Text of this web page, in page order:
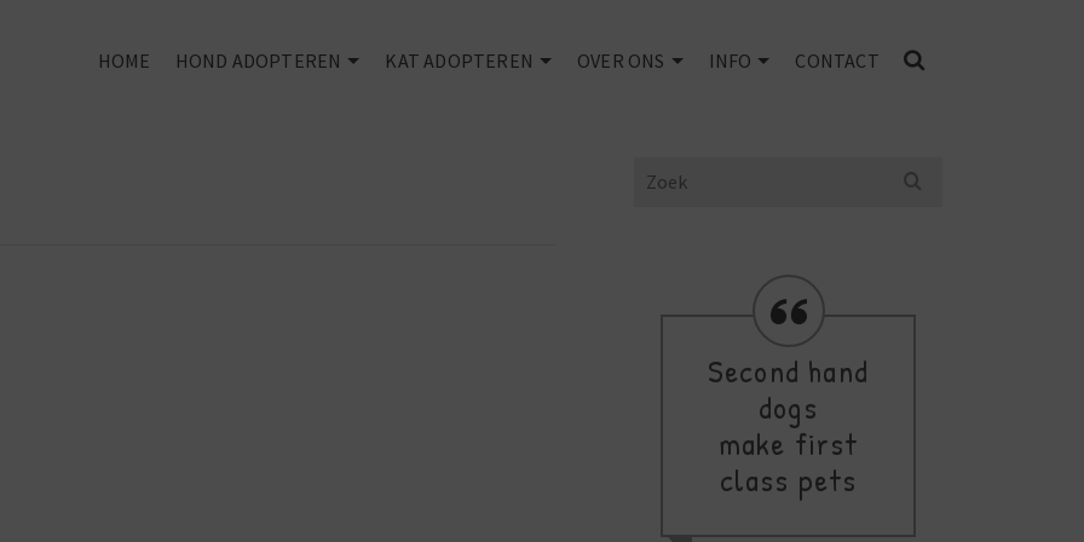
HOME HOND ADOPTEREN KAT ADOPTEREN OVER ONS INFO CONTACT
Search
Second hand
dogs
make first
class pets